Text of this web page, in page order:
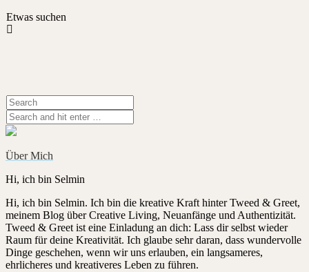
Etwas suchen
Über Mich
Hi, ich bin Selmin
Hi, ich bin Selmin. Ich bin die kreative Kraft hinter Tweed & Greet,
meinem Blog über Creative Living, Neuanfänge und Authentizität.
Tweed & Greet ist eine Einladung an dich: Lass dir selbst wieder
Raum für deine Kreativität. Ich glaube sehr daran, dass wundervolle
Dinge geschehen, wenn wir uns erlauben, ein langsameres,
ehrlicheres und kreativeres Leben zu führen.